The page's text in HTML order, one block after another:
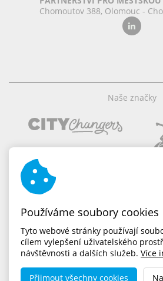
Chomoutov 388, Olomouc -
Naše značky
Používáme soubory cookies
Tyto webové stránky používají
cílem vylepšení uživatelského
návštěvnosti a dalších služeb. Více
Přijmout všechny cookies